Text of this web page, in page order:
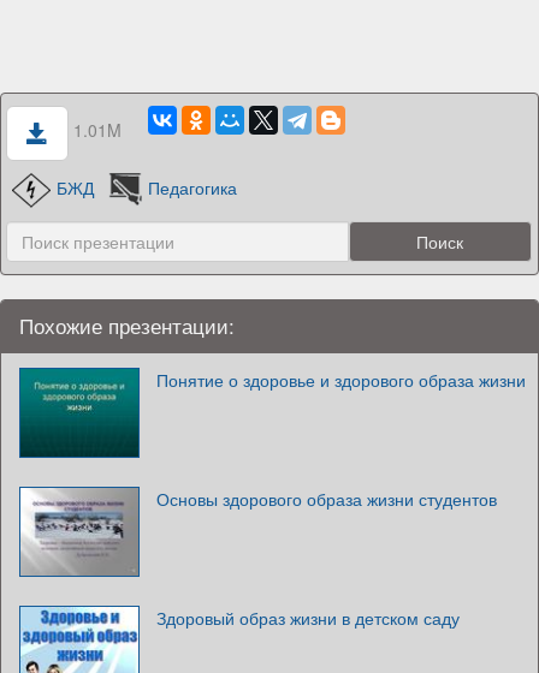
1.01M
БЖД Педагогика
Похожие презентации:
Понятие о здоровье и здорового образа жизни
Основы здорового образа жизни студентов
Здоровый образ жизни в детском саду